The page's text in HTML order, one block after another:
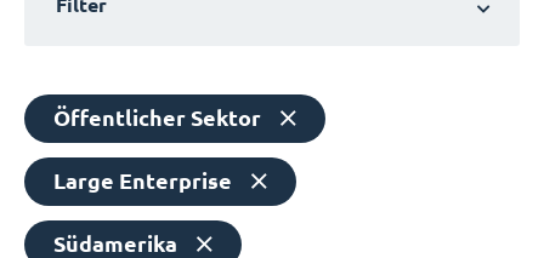
Filter
Öffentlicher Sektor
Large Enterprise
Südamerika